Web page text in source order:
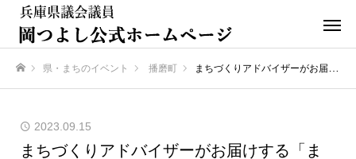
県・まちのイベント 播磨町 まちづくりアドバイザーがお届けする「まちアド通信」（播磨町）
2023.09.15
まちづくりアドバイザーがお届けする「ま